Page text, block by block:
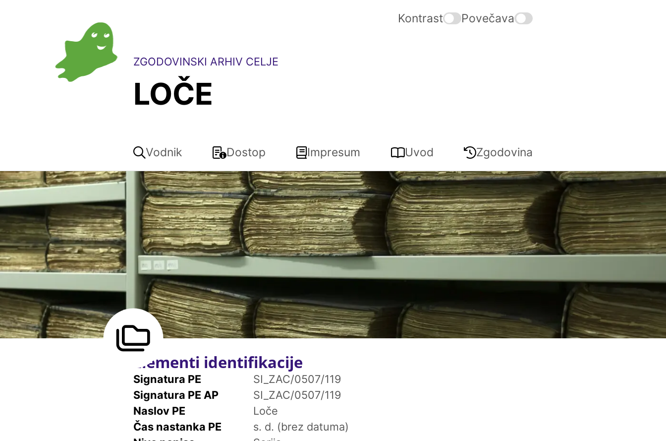
Kontrast Povečava
ZGODOVINSKI ARHIV CELJE
LOČE
Vodnik Dostop Impresum Uvod Zgodovina
Elementi identifikacije
Signatura PE
SI_ZAC/0507/119
Signatura PE AP
SI_ZAC/0507/119
Naslov PE
Loče
Čas nastanka PE
s. d. (brez datuma)